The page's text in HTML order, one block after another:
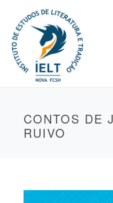
CONTOS DE
RUIVO